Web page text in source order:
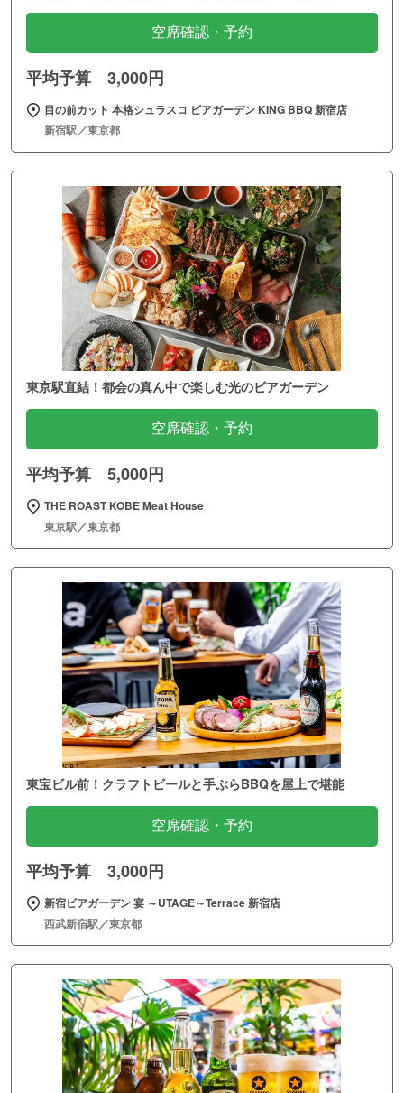
空席確認・予約
平均予算 3,000円
目の前カット 本格シュラスコ ビアガーデン KING BBQ 新宿店
新宿駅／東京都
東京駅直結！都会の真ん中で楽しむ光のビアガーデン
空席確認・予約
平均予算 5,000円
THE ROAST KOBE Meat House
東京駅／東京都
東宝ビル前！クラフトビールと手ぶらBBQを屋上で堪能
空席確認・予約
平均予算 3,000円
新宿ビアガーデン 宴 ～UTAGE～Terrace 新宿店
西武新宿駅／東京都